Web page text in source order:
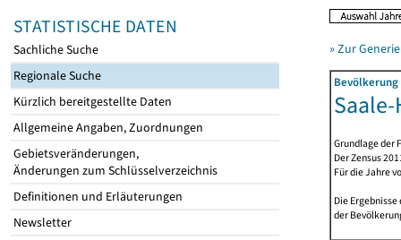
STATISTISCHE DATEN
Sachliche Suche
Regionale Suche
Kürzlich bereitgestellte Daten
Allgemeine Angaben, Zuordnungen
Gebietsveränderungen,
Änderungen zum Schlüsselverzeichnis
Definitionen und Erläuterungen
Newsletter
» Zur
Grundlage der
Der Zensus
Für die Jahre
Die
der